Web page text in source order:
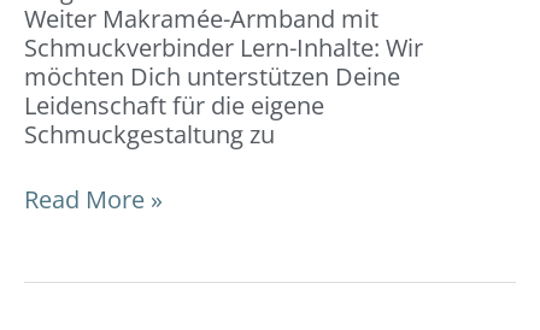
Weiter Makramée-Armband mit
Schmuckverbinder Lern-Inhalte: Wir
möchten Dich unterstützen Deine
Leidenschaft für die eigene
Schmuckgestaltung zu
Read More »